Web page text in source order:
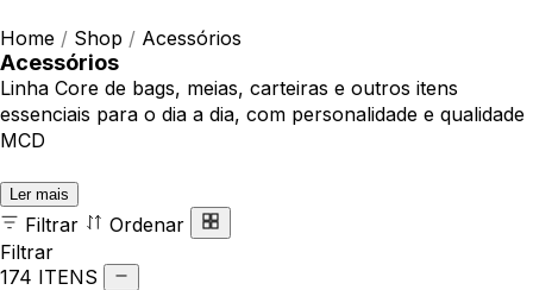
Home / Shop / Acessórios
Acessórios
Linha Core de bags, meias, carteiras e outros itens
essenciais para o dia a dia, com personalidade e qualidade
MCD
Ler mais
Filtrar
Ordenar
Filtrar
174 ITENS